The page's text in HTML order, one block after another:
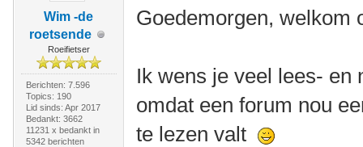
Wim -de
roetsende
Roeifietser
Berichten: 7.596
Topics: 190
Lid sinds: Apr 2017
Bedankt: 3662
11231 x bedankt in
5342 berichten
Goedemorgen, welkom
Ik wens je veel lees- en
omdat een forum nou
te lezen valt